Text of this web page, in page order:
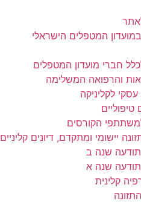
המטפלים הישראלי
חברי מועדון המטפלים
והרפואה המשלימה
לקליניקה
טיפוליים
הקורסים
יישומי ומתקדם, דיונים קליניים
שנה ב
שנה א
קלינית